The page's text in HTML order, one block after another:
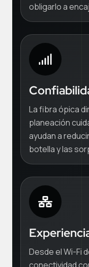
obligarlo a
La fibra ópica
planeación
ayudan a
botella y las
Desde el Wi-Fi